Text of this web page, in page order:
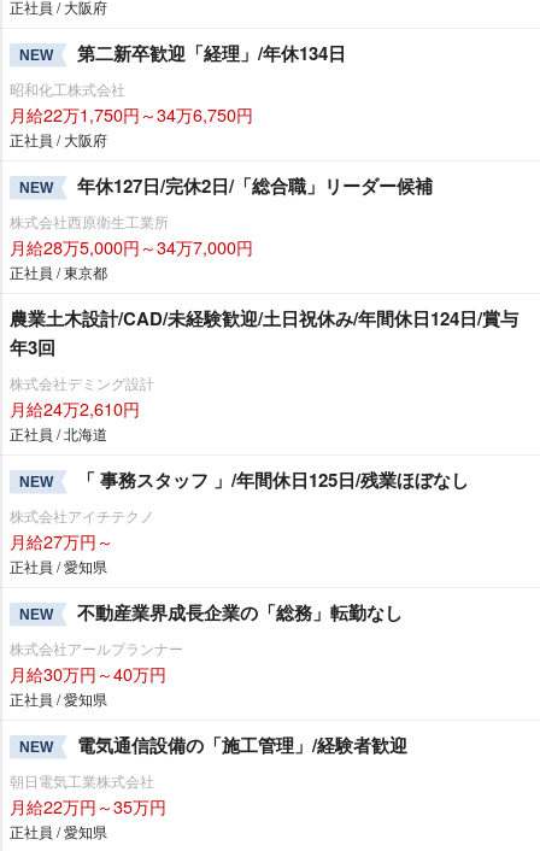
正社員 / 大阪府
NEW 第二新卒歓迎「経理」/年休134日
昭和化工株式会社
月給22万1,750円～34万6,750円
正社員 / 大阪府
NEW 年休127日/完休2日/「総合職」リーダー候補
株式会社西原衛生工業所
月給28万5,000円～34万7,000円
正社員 / 東京都
農業土木設計/CAD/未経験歓迎/土日祝休み/年間休日124日/賞与
年3回
株式会社デミング設計
月給24万2,610円
正社員 / 北海道
NEW 「 事務スタッフ 」/年間休日125日/残業ほぼなし
株式会社アイチテクノ
月給27万円～
正社員 / 愛知県
NEW 不動産業界成長企業の「総務」転勤なし
株式会社アールプランナー
月給30万円～40万円
正社員 / 愛知県
NEW 電気通信設備の「施工管理」/経験者歓迎
朝日電気工業株式会社
月給22万円～35万円
正社員 / 愛知県